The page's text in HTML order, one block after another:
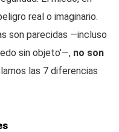
real o imaginario.
son parecidas —incluso
sin objeto'—, no son
las 7 diferencias